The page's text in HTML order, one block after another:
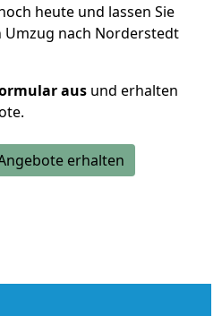
heute und lassen Sie
Umzug nach Norderstedt
aus und erhalten
erhalten